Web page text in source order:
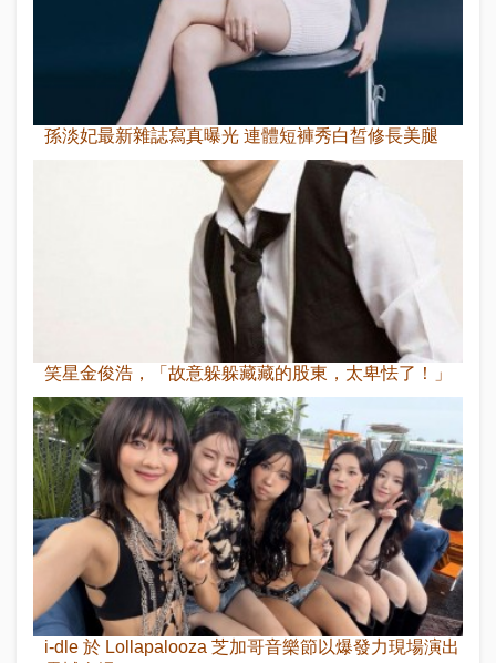
孫淡妃最新雜誌寫真曝光 連體短褲秀白皙修長美腿
笑星金俊浩，「故意躲躲藏藏的股東，太卑怯了！」
i-dle 於 Lollapalooza 芝加哥音樂節以爆發力現場演出